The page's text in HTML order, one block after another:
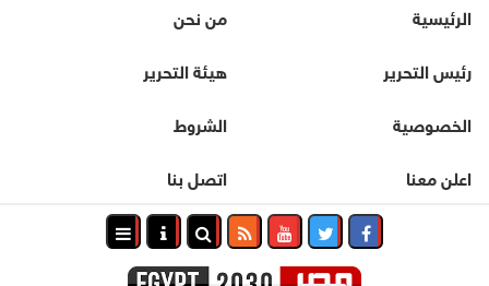
الرئيسية
من نحن
رئيس التحرير
هيئة التحرير
الخصوصية
الشروط
اعلن معنا
اتصل بنا